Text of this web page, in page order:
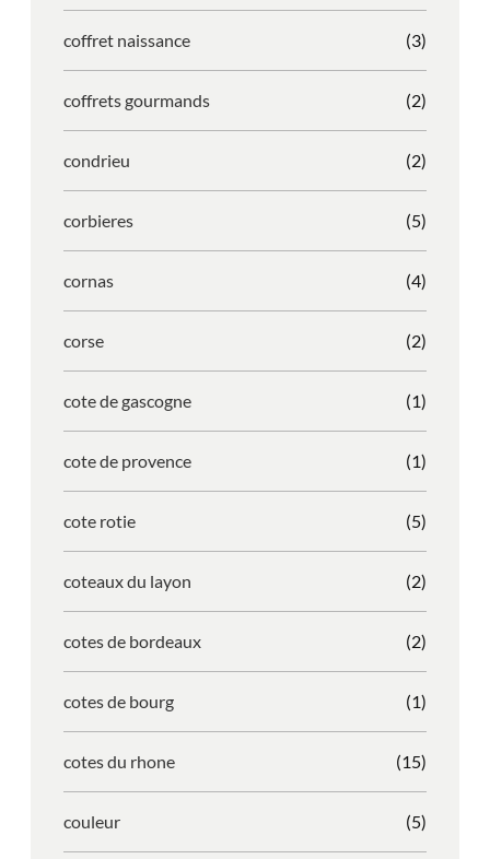
coffret naissance (3)
coffrets gourmands (2)
condrieu (2)
corbieres (5)
cornas (4)
corse (2)
cote de gascogne (1)
cote de provence (1)
cote rotie (5)
coteaux du layon (2)
cotes de bordeaux (2)
cotes de bourg (1)
cotes du rhone (15)
couleur (5)